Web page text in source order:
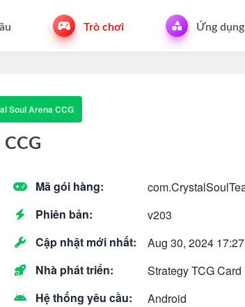
Trò chơi Ứng dụng
Soul Arena CCG
Mã gói hàng:
Phiên bản:
v203
Cập nhật mới nhất:
Aug 30, 2024
Nhà phát triển:
Strategy TCG
Hệ thống yêu cầu:
Android